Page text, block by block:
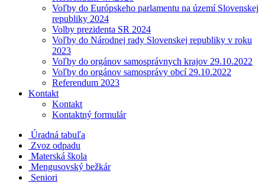
Voľby do Európskeho parlamentu na území Slovenskej
republiky 2024
Volby prezidenta SR 2024
Voľby do Národnej rady Slovenskej republiky v roku
2023
Voľby do orgánov samosprávnych krajov 29.10.2022
Voľby do orgánov samosprávy obcí 29.10.2022
Referendum 2023
Kontakt
Kontakt
Kontaktný formulár
Úradná tabuľa
Zvoz odpadu
Materská škola
Mengusovský bežkár
Seniori